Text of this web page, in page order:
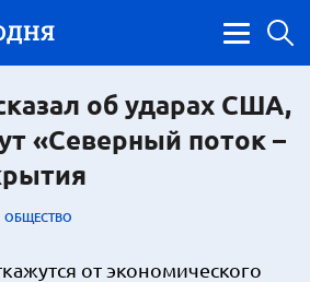
об ударах США,
«Северный поток –
ОБЩЕСТВО
от экономического